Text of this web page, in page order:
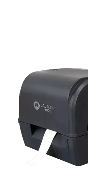
Procesos de pago
protegidos
Envíos